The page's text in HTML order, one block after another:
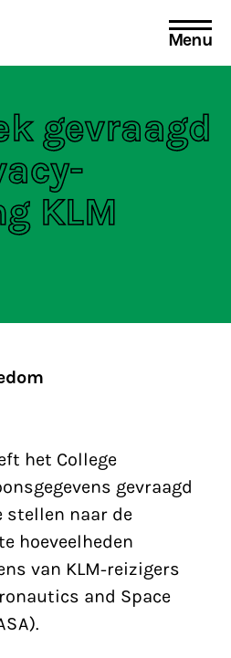
Menu
gevraagd
KLM
het College
gevraagd
stellen naar de
hoeveelheden
van KLM-reizigers
and Space